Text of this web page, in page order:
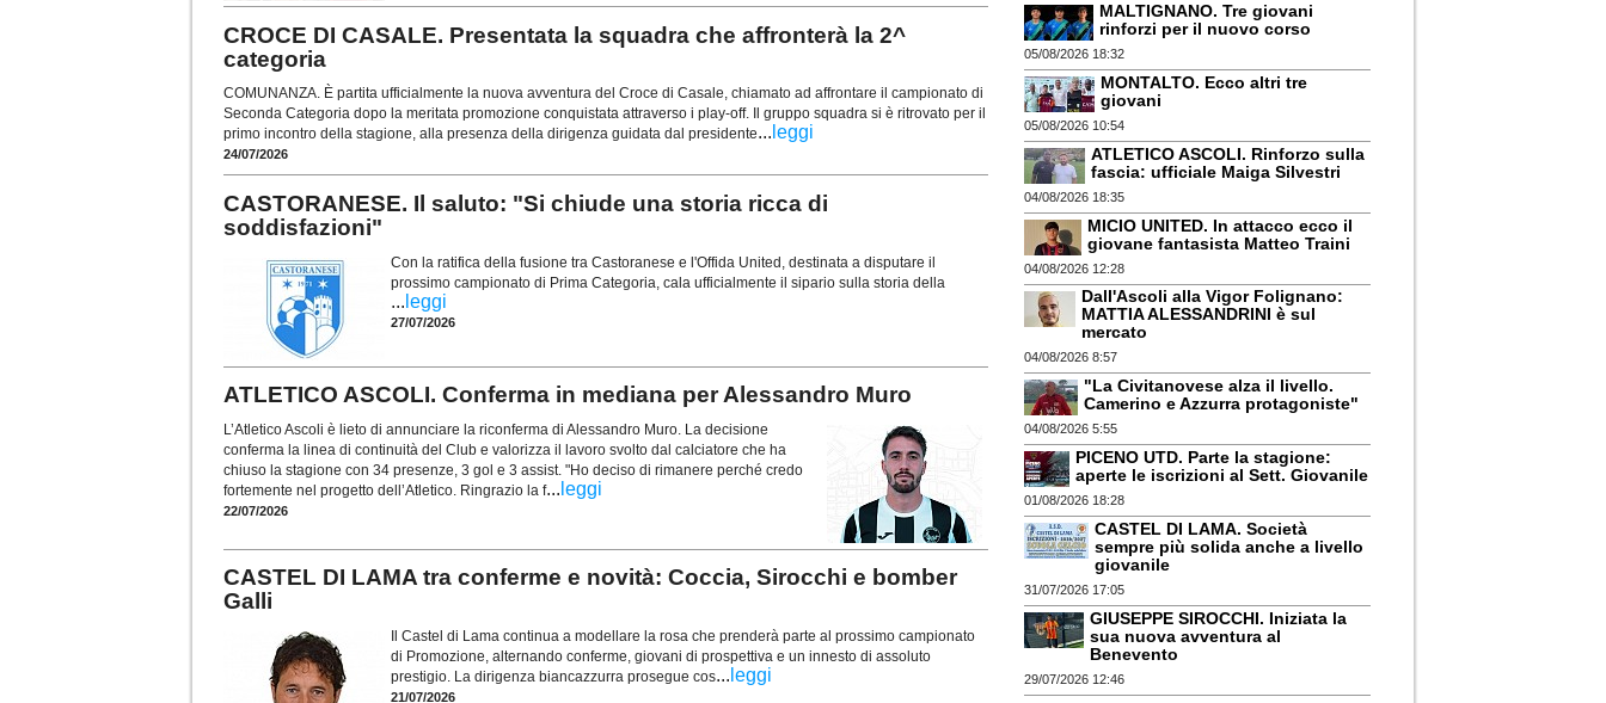
CROCE DI CASALE. Presentata la squadra che affronterà la 2^
categoria
COMUNANZA. È partita ufficialmente la nuova avventura del Croce di Casale, chiamato ad affrontare il campionato di
Seconda Categoria dopo la meritata promozione conquistata attraverso i play-off. Il gruppo squadra si è ritrovato per il
primo incontro della stagione, alla presenza della dirigenza guidata dal presidente... leggi
24/07/2026
CASTORANESE. Il saluto: "Si chiude una storia ricca di
soddisfazioni"
Con la ratifica della fusione tra Castoranese e l'Offida United, destinata a disputare il
prossimo campionato di Prima Categoria, cala ufficialmente il sipario sulla storia della
... leggi
27/07/2026
ATLETICO ASCOLI. Conferma in mediana per Alessandro Muro
L’Atletico Ascoli è lieto di annunciare la riconferma di Alessandro Muro. La decisione
conferma la linea di continuità del Club e valorizza il lavoro svolto dal calciatore che ha
chiuso la stagione con 34 presenze, 3 gol e 3 assist. "Ho deciso di rimanere perché credo
fortemente nel progetto dell’Atletico. Ringrazio la f... leggi
22/07/2026
CASTEL DI LAMA tra conferme e novità: Coccia, Sirocchi e bomber
Galli
Il Castel di Lama continua a modellare la rosa che prenderà parte al prossimo campionato
di Promozione, alternando conferme, giovani di prospettiva e un innesto di assoluto
prestigio. La dirigenza biancazzurra prosegue cos... leggi
21/07/2026
MALTIGNANO. Tre giovani
rinforzi per il nuovo corso
05/08/2026 18:32
MONTALTO. Ecco altri tre
giovani
05/08/2026 10:54
ATLETICO ASCOLI. Rinforzo sulla
fascia: ufficiale Maiga Silvestri
04/08/2026 18:35
MICIO UNITED. In attacco ecco il
giovane fantasista Matteo Traini
04/08/2026 12:28
Dall'Ascoli alla Vigor Folignano:
MATTIA ALESSANDRINI è sul
mercato
04/08/2026 8:57
"La Civitanovese alza il livello.
Camerino e Azzurra protagoniste"
04/08/2026 5:55
PICENO UTD. Parte la stagione:
aperte le iscrizioni al Sett. Giovanile
01/08/2026 18:28
CASTEL DI LAMA. Società
sempre più solida anche a livello
giovanile
31/07/2026 17:05
GIUSEPPE SIROCCHI. Iniziata la
sua nuova avventura al
Benevento
29/07/2026 12:46